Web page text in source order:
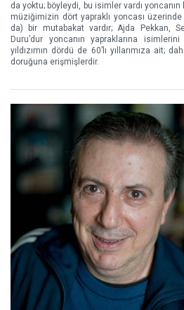
da yoktu; böyleydi, bu isimler vardı yoncanın
müziğimizin dört yapraklı yoncası
da) bir mutabakat vardır; Ajda Pekkan,
Duru’dur yoncanın yapraklarına
yıldızımın dördü de 60’lı yıllarımıza ait;
doruğuna erişmişlerdir.